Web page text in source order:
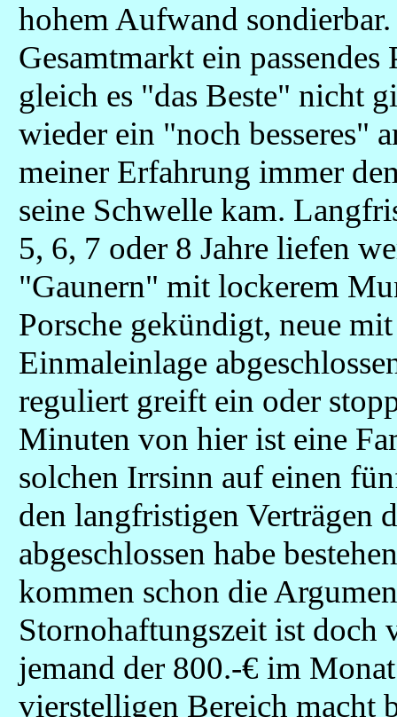
hohem Aufwand
Gesamtmarkt ein
gleich es "das Beste" nicht
wieder ein "noch besseres"
meiner Erfahrung immer
seine Schwelle kam.
5, 6, 7 oder 8 Jahre liefen
"Gaunern" mit lockerem
Porsche gekündigt, neue
Einmaleinlage
reguliert greift ein oder
Minuten von hier ist eine
solchen Irrsinn auf einen
den langfristigen Verträgen
abgeschlossen habe
kommen schon die
Stornohaftungszeit ist
jemand der 800.-€ im
vierstelligen Bereich macht